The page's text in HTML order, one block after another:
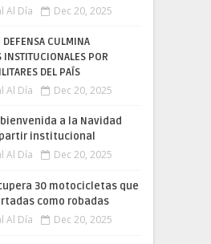
Al Día Dec 20, 2025
DEFENSA CULMINA
INSTITUCIONALES POR
DEL PAÍS
Al Día Dec 20, 2025
bienvenida a la Navidad
institucional
Al Día Dec 20, 2025
30 motocicletas que
como robadas
Al Día Dec 20, 2025